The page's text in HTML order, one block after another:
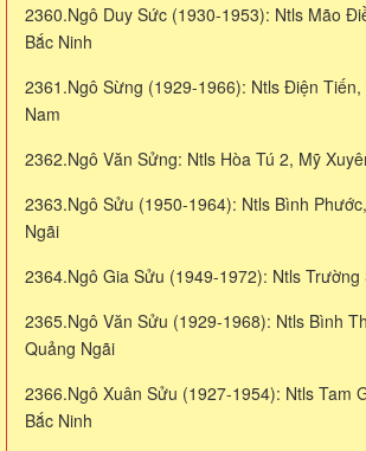
2360.Ngô Duy Sức (1930-1953): Ntls Mão
Bắc Ninh
2361.Ngô Sừng (1929-1966): Ntls Điện
Nam
2362.Ngô Văn Sửng: Ntls Hòa Tú 2, Mỹ
2363.Ngô Sửu (1950-1964): Ntls Bình
Ngãi
2364.Ngô Gia Sửu (1949-1972): Ntls Trường
2365.Ngô Văn Sửu (1929-1968): Ntls Bình
Quảng Ngãi
2366.Ngô Xuân Sửu (1927-1954): Ntls Tam
Bắc Ninh